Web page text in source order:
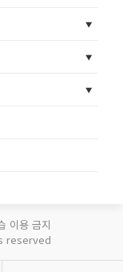
이용 금지
reserved